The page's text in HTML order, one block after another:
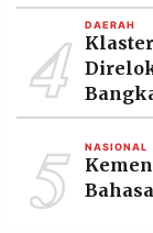
4 DAERAH
5 NASIONAL